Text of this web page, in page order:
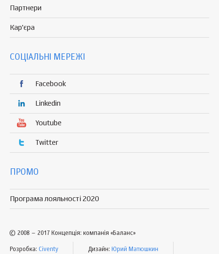
Партнери
Кар'єра
СОЦІАЛЬНІ МЕРЕЖІ
Facebook
Linkedin
Youtube
Twitter
ПРОМО
Програма лояльності 2020
© 2008 – 2017 Концепція: компанія «Баланс»
Розробка: Civenty Дизайн: Юрий Матюшкин